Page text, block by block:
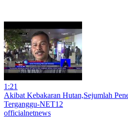
1:21
Akibat Kebakaran Hutan,Sejumlah
Terganggu-NET12
officialnetnews